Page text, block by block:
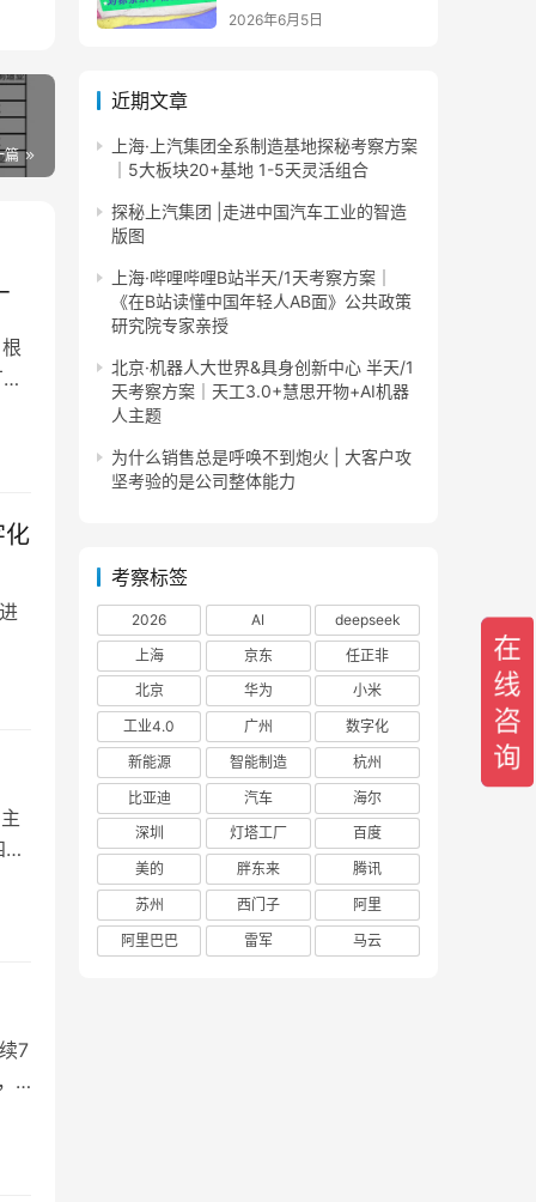
篇
7
2026年6月5日
近期文章
上海·上汽集团全系制造基地探秘考察方案
｜5大板块20+基地 1-5天灵活组合
探秘上汽集团 |走进中国汽车工业的智造
版图
上海·哔哩哔哩B站半天/1天考察方案｜
《在B站读懂中国年轻人AB面》公共政策
研究院专家亲授
北京·机器人大世界&具身创新中心 半天/1
天考察方案｜天工3.0+慧思开物+AI机器
人主题
为什么销售总是呼唤不到炮火 | 大客户攻
坚考验的是公司整体能力
考察标签
2026 AI
deepseek
上海
京东
任正非
北京
华为
小米
工业4.0
广州
数字化
新能源
智能制造
杭州
比亚迪
汽车
海尔
深圳
灯塔工厂
百度
美的
胖东来
腾讯
苏州
西门子
阿里
阿里巴巴
雷军 马云